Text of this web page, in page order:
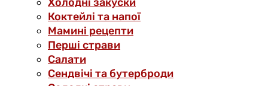
Коктейлі та напої
Мамині рецепти
Перші страви
Салати
Сендвічі та бутерброди